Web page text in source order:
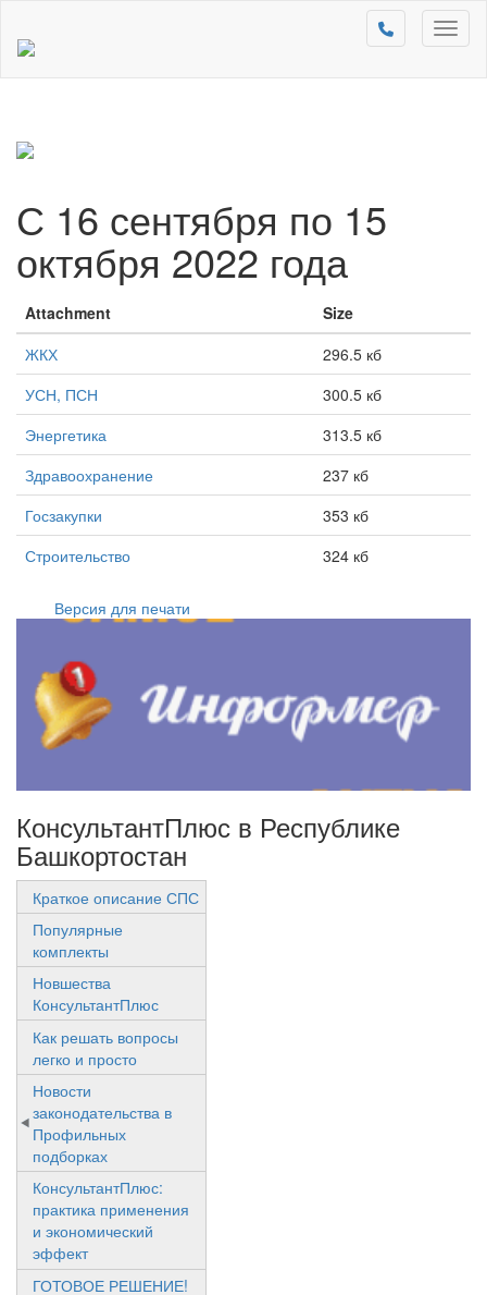
С 16 сентября по 15
октября 2022 года
Attachment
Size
ЖКХ
296.5 кб
УСН, ПСН
300.5 кб
Энергетика
313.5 кб
Здравоохранение
237 кб
Госзакупки
353 кб
Строительство
324 кб
Версия для печати
КонсультантПлюс в Республике
Башкортостан
Краткое описание СПС
Популярные
комплекты
Новшества
КонсультантПлюс
Как решать вопросы
легко и просто
Новости
законодательства в
Профильных
подборках
КонсультантПлюс:
практика применения
и экономический
эффект
ГОТОВОЕ РЕШЕНИЕ!